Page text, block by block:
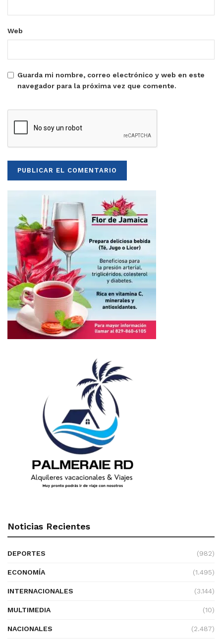
Web
Guarda mi nombre, correo electrónico y web en este
navegador para la próxima vez que comente.
Noticias Recientes
DEPORTES (982)
ECONOMÍA (1.495)
INTERNACIONALES (3.144)
MULTIMEDIA (10)
NACIONALES (2.487)